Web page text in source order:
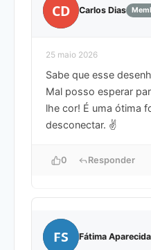
CD Carlos Dias
25 maio 2026
Sabe que esse
Mal posso esperar
lhe cor! É uma ótima
desconectar. ✌️
0 Responder
FS Fátima